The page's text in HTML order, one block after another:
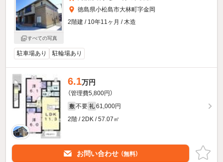
すべての写真
徳島県小松島市大林町字金岡
2階建 / 10年11ヶ月 / 木造
駐車場あり 駐輪場あり
6.1万円
（管理費5,800円）
敷 不要 礼 61,000円
2階 / 2DK / 57.07㎡
お問い合わせ （無料）